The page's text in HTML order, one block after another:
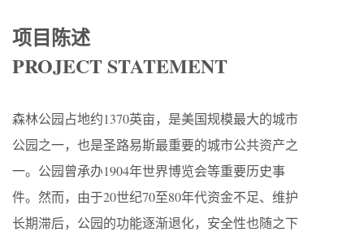
项目陈述
PROJECT STATEMENT
森林公园占地约1370英亩，是美国规模最大的城市
公园之一，也是圣路易斯最重要的城市公共资产之
一。公园曾承办1904年世界博览会等重要历史事
件。然而，由于20世纪70至80年代资金不足、维护
长期滞后，公园的功能逐渐退化，安全性也随之下